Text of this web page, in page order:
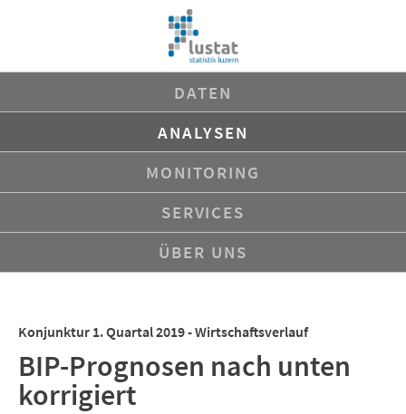
DATEN
ANALYSEN
MONITORING
SERVICES
ÜBER UNS
Konjunktur 1. Quartal 2019 - Wirtschaftsverlauf
BIP-Prognosen nach unten
korrigiert